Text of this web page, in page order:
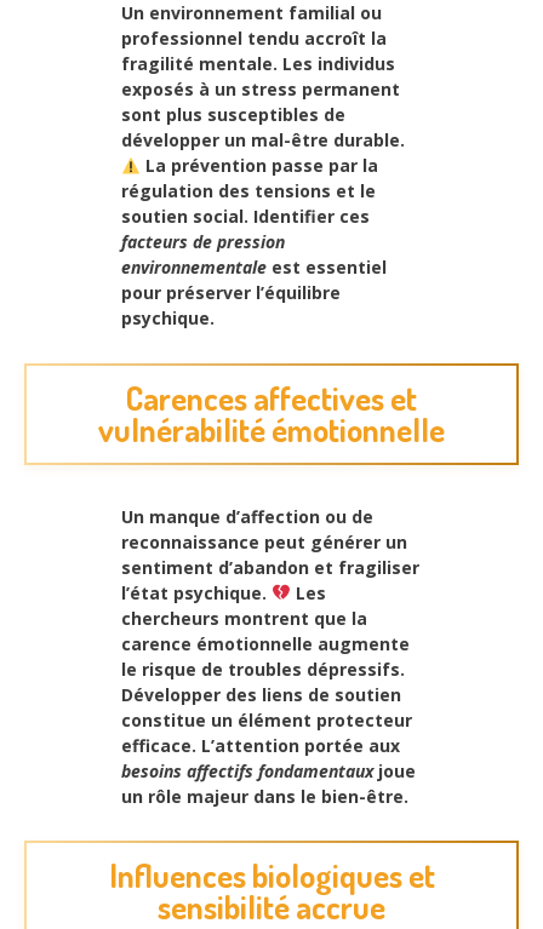
Un environnement familial ou
professionnel tendu accroît la
fragilité mentale. Les individus
exposés à un stress permanent
sont plus susceptibles de
développer un mal-être durable.
La prévention passe par la
régulation des tensions et le
soutien social. Identifier ces
facteurs de pression
environnementale est essentiel
pour préserver l’équilibre
psychique.
Carences affectives et
vulnérabilité émotionnelle
Un manque d’affection ou de
reconnaissance peut générer un
sentiment d’abandon et fragiliser
l’état psychique.
Les
chercheurs montrent que la
carence émotionnelle augmente
le risque de troubles dépressifs.
Développer des liens de soutien
constitue un élément protecteur
efficace. L’attention portée aux
besoins affectifs fondamentauxjoue
un rôle majeur dans le bien-être.
Influences biologiques et
sensibilité accrue